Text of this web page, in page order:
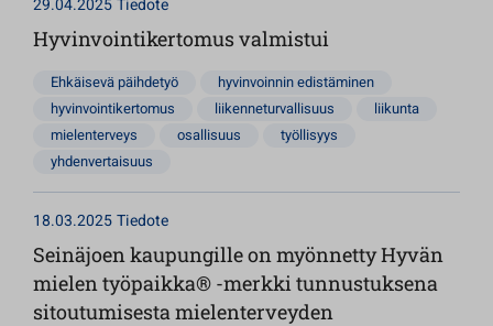
29.04.2025Tiedote
Hyvinvointikertomus valmistui
Ehkäisevä päihdetyö
hyvinvoinnin edistäminen
hyvinvointikertomus
liikenneturvallisuus
liikunta
mielenterveys
osallisuus
työllisyys
yhdenvertaisuus
18.03.2025Tiedote
Seinäjoen kaupungille on myönnetty Hyvän
mielen työpaikka® -merkki tunnustuksena
sitoutumisesta mielenterveyden